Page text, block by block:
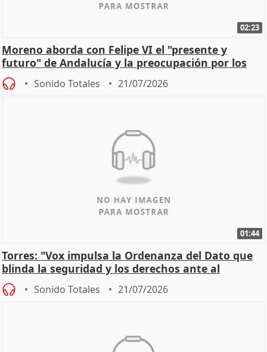
02:23
Moreno aborda con Felipe VI el "presente y
futuro" de Andalucía y la preocupación por los
incendios
Sonido Totales 21/07/2026
01:44
Torres: "Vox impulsa la Ordenanza del Dato que
blinda la seguridad y los derechos ante al
control"
Sonido Totales 21/07/2026